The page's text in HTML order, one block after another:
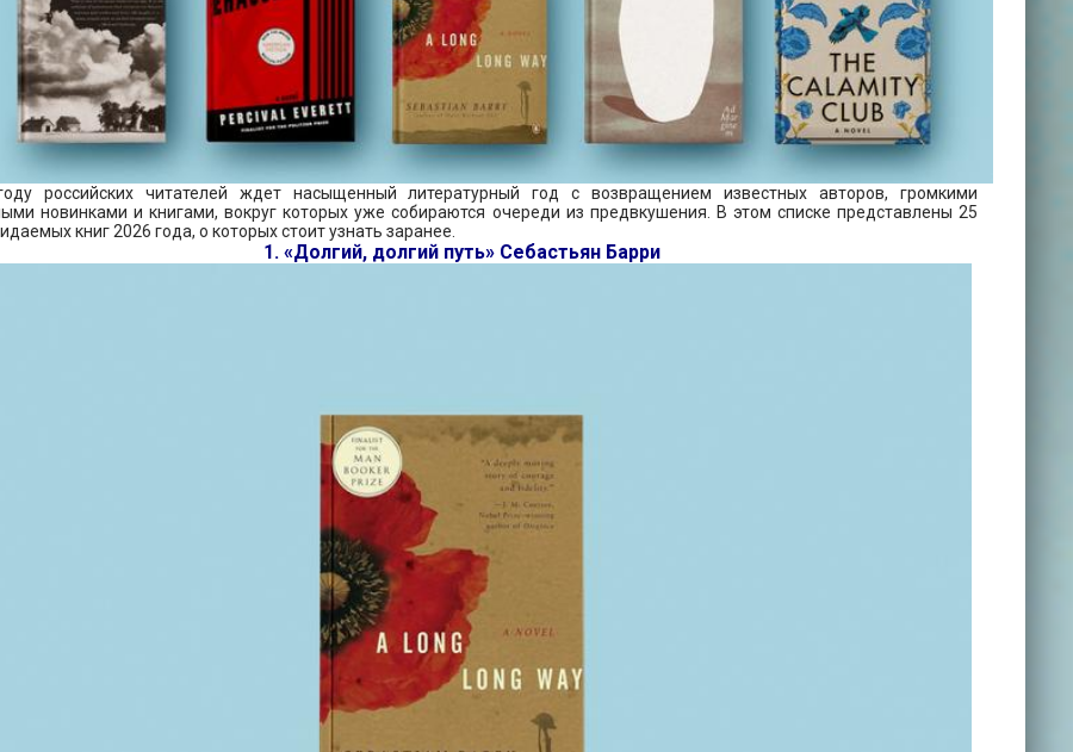
российских читателей ждет насыщенный литературный год с возвращением известных авторов, громкими
новинками и книгами, вокруг которых уже собираются очереди из предвкушения. В этом списке представлены 25
книг 2026 года, о которых стоит узнать заранее.
1. «Долгий, долгий путь» Себастьян Барри